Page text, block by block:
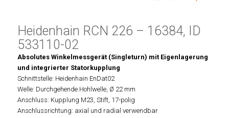
Heidenhain RCN 226 – 16384, ID
533110-02
Absolutes Winkelmessgerät (Singleturn) mit Eigenlagerung
und integrierter Statorkupplung
Schnittstelle: Heidenhain EnDat02
Welle: Durchgehende Hohlwelle, Ø 22 mm
Anschluss: Kupplung M23, Stift, 17-polig
Anschlussrichtung: axial und radial verwendbar